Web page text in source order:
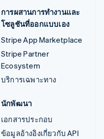
การผสานการทำงานและ
โซลูชันที่ออกแบบเอง
Stripe App Marketplace
Stripe Partner
Ecosystem
บริการเฉพาะทาง
นักพัฒนา
เอกสารประกอบ
ข้อมูลอ้างอิงเกี่ยวกับ API